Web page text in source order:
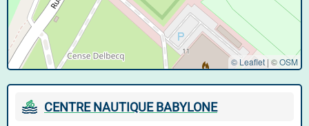
© Leaflet | ©OSM
CENTRE NAUTIQUE BABYLONE